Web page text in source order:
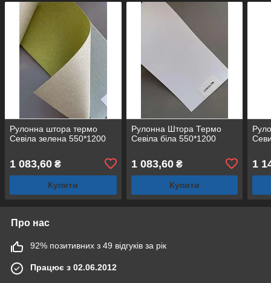
Рулонна штора термо
Севіла зелена 550*1200
1 083,60 ₴
Купити
Рулонна Штора Термо
Севіла біла 550*1200
1 083,60₴
Купити
1
Про нас
92% позитивних з 49 відгуків за рік
Працює з 02.06.2012